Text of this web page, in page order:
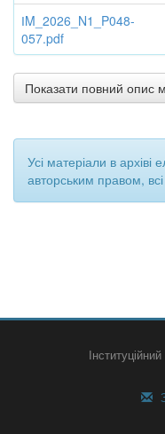
ІM_2026_N1_P048-
057.pdf
Показати повний опис
Усі матеріали в архіві
авторським правом,